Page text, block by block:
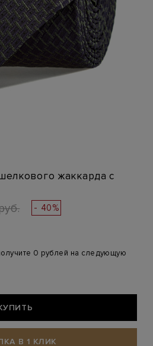
жаккарда с
- 40%
0 рублей на следующую
В 1 КЛИК